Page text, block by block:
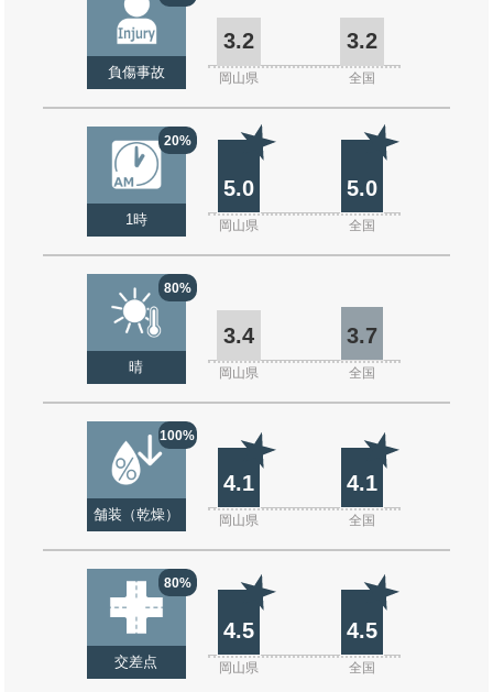
負傷事故
3.2 3.2
岡山県 全国
20%
1時
5.0 5.0
岡山県 全国
80%
晴
3.4 3.7
岡山県 全国
100%
舗装（乾燥）
4.1 4.1
岡山県 全国
80%
交差点
4.5 4.5
岡山県 全国